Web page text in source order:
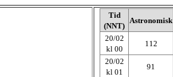
Tid
(NNT)
Astronomisk
20/02
kl 00
112
20/02
kl 01
91